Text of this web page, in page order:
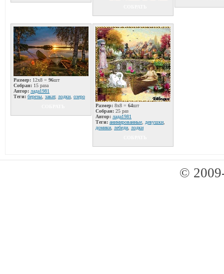
Размер: 12x8 = 96шт
Собран: 15 раза
Автор: лада1981
Теги: березы закат, лодки озеро
Размер: 8x8 = 64шт
Собран: 25 раз
Автор: лада1981
Теги: анимированные девушки
домики
лебеди
лодки
©